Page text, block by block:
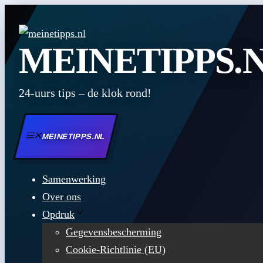
Inhalt
springen
24-uurs tips – de klok rond!
MEINETIPPS.NL
Samenwerking
Over ons
Opdruk
Gegevensbescherming
Cookie-Richtlinie (EU)